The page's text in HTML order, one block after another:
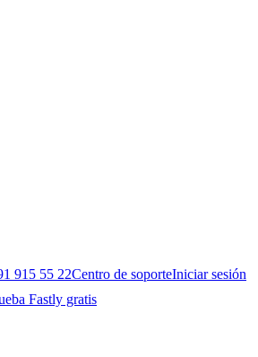
915 55 22Centro de soporteIniciar sesión
Fastly gratis